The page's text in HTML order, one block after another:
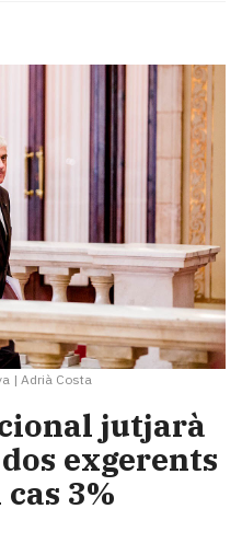
| Adrià Costa
jutjarà
exgerents
cas 3%